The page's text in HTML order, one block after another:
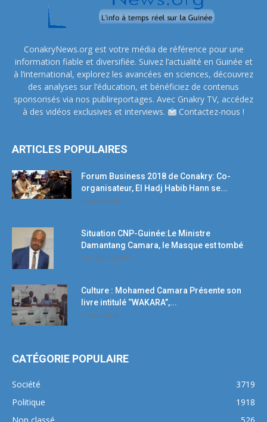
ConakryNews.org est votre média de référence pour une
information fiable et diversifiée. Suivez l’actualité en Guinée et
à l’international, explorez les avancées en sciences, découvrez
des analyses sur l’éducation, et bénéficiez de contenus
sponsorisés via nos publireportages. Avec Gnakry TV, accédez
à des vidéos exclusives et interviews.
Contactez-nous !
ARTICLES POPULAIRES
Forum Business 2018 de Conakry: Co-
organisateur, El Hadj Habib Hann se...
19 avril 2018
Situation CNP-Guinée:Le Ministre
Damantang Camara, le Masque est tombé
11 octobre 2017
Culture : Mohamed Camara Présente son
livre intitulé ‘’WAKARA’’,...
5 mars 2018
CATÉGORIE POPULAIRE
Société
3719
Politique
1918
Non classé
526